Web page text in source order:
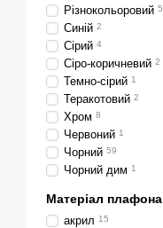
Різнокольоровий 5
Синій 2
Сірий 4
Сіро-коричневий 2
Темно-сірий 1
Теракотовий 2
Хром 8
Червоний 1
Чорний 59
Чорний дим 1
Матеріал плафона
акрил 15